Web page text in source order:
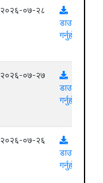
२०२६-०७-२८
डाउनलोड
गर्नुहोस्
२०२६-०७-२७
डाउनलोड
गर्नुहोस्
२०२६-०७-२६
डाउनलोड
गर्नुहोस्